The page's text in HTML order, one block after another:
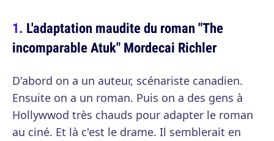
L'adaptation maudite du roman "The
incomparable Atuk" Mordecai Richler
D'abord on a un auteur, scénariste canadien.
Ensuite on a un roman. Puis on a des gens à
Hollywwod très chauds pour adapter le roman
au ciné. Et là c'est le drame. Il semblerait en